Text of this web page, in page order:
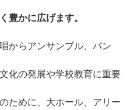
豊かに広げます。
からアンサンブル、バン
化の発展や学校教育に重要
ために、大ホール、アリー